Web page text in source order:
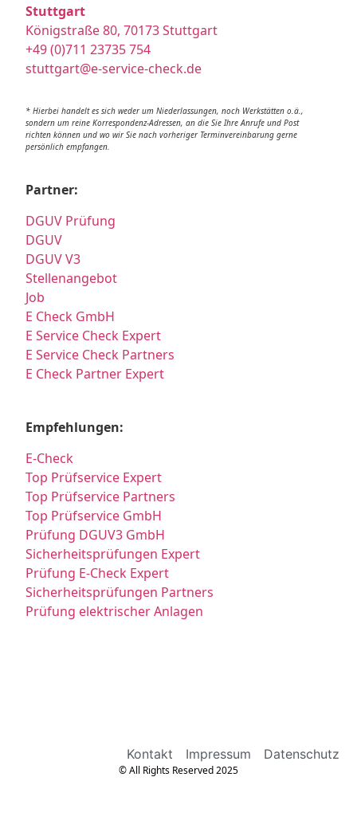
Stuttgart
Königstraße 80, 70173 Stuttgart
+49 (0)711 23735 754
stuttgart@e-service-check.de
* Hierbei handelt es sich weder um Niederlassungen, noch Werkstätten o.ä.,
sondern um reine Korrespondenz-Adressen, an die Sie Ihre Anrufe und Post
richten können und wo wir Sie nach vorheriger Terminvereinbarung gerne
persönlich empfangen.
Partner:
DGUV Prüfung
DGUV
DGUV V3
Stellenangebot
Job
E Check GmbH
E Service Check Expert
E Service Check Partners
E Check Partner Expert
Empfehlungen:
E-Check
Top Prüfservice Expert
Top Prüfservice Partners
Top Prüfservice GmbH
Prüfung DGUV3 GmbH
Sicherheitsprüfungen Expert
Prüfung E-Check Expert
Sicherheitsprüfungen Partners
Prüfung elektrischer Anlagen
Kontakt Impressum Datenschutz
© All Rights Reserved 2025